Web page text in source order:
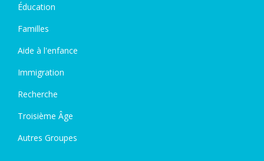
Éducation
Familles
Aide à l'enfance
Immigration
Recherche
Troisième Âge
Autres Groupes